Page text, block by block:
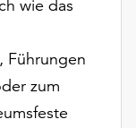
wie das
Führungen
zum